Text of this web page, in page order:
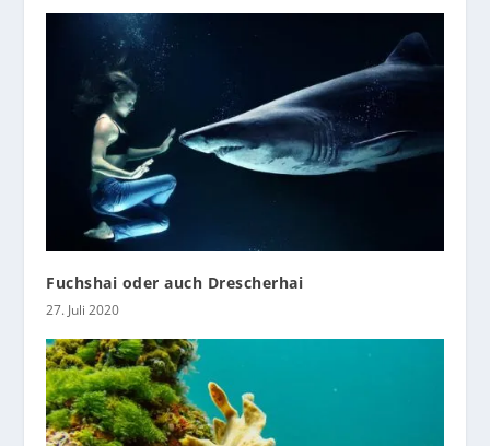
Fuchshai oder auch Drescherhai
27. Juli 2020